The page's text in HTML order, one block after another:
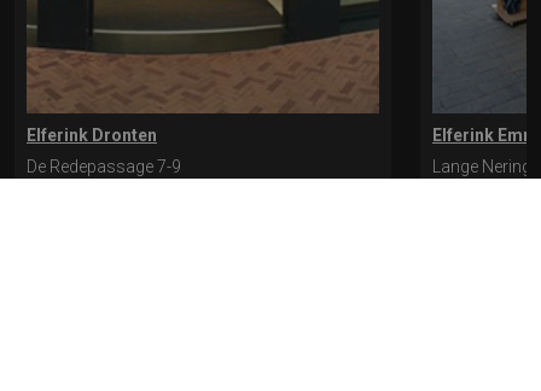
Elferink Dronten
De Redepassage 7-9
Elferink
Lange Nering